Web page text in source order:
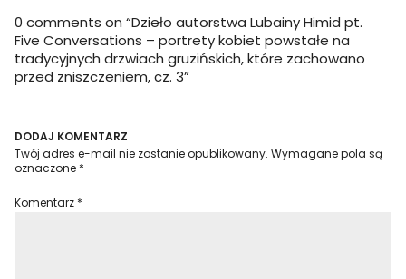
0 comments on “Dzieło autorstwa Lubainy Himid pt.
Five Conversations – portrety kobiet powstałe na
tradycyjnych drzwiach gruzińskich, które zachowano
przed zniszczeniem, cz. 3”
DODAJ KOMENTARZ
Twój adres e-mail nie zostanie opublikowany. Wymagane pola są
oznaczone *
Komentarz *